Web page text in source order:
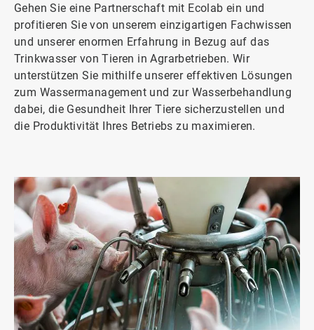
Gehen Sie eine Partnerschaft mit Ecolab ein und
profitieren Sie von unserem einzigartigen Fachwissen
und unserer enormen Erfahrung in Bezug auf das
Trinkwasser von Tieren in Agrarbetrieben. Wir
unterstützen Sie mithilfe unserer effektiven Lösungen
zum Wassermanagement und zur Wasserbehandlung
dabei, die Gesundheit Ihrer Tiere sicherzustellen und
die Produktivität Ihres Betriebs zu maximieren.